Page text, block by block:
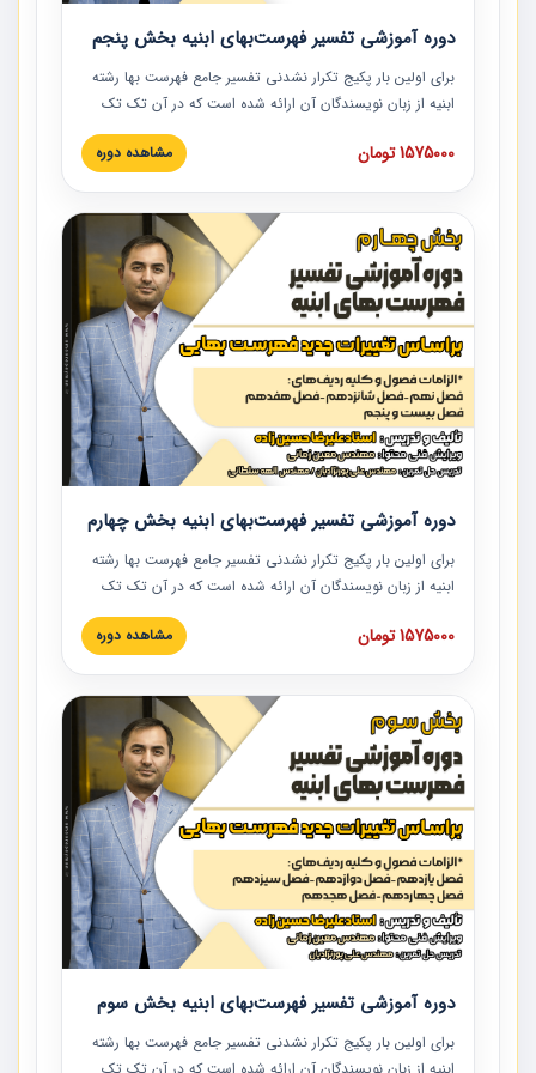
دوره آموزشی تفسیر فهرست‌بهای ابنیه بخش پنجم
برای اولین بار پکیج تکرار نشدنی تفسیر جامع فهرست بها رشته
ابنیه از زبان نویسندگان آن ارائه شده است که در آن تک تک
ردیف ها و مطالب فهرست بها تفسیر و ارائه شده است. این
دوره به صورت کامل تصویری بوده و به همراه تصاویر عملیات
دوره با کلام مهندس علیرضاحسین‌زاده مدیر پروژه مهندسی
مشاور در امر بازنگری فهرست بها رشته ابنیه ارائه شده و به تمام
همکارانی که در حوزه صنعت ساخت در حال فعالیت هستند حتما
توصیه می کنیم از مطالب این دوره استفاده نمایند.
1575000 تومان مشاهده دوره
دوره آموزشی تفسیر فهرست‌بهای ابنیه بخش چهارم
برای اولین بار پکیج تکرار نشدنی تفسیر جامع فهرست بها رشته
ابنیه از زبان نویسندگان آن ارائه شده است که در آن تک تک
ردیف ها و مطالب فهرست بها تفسیر و ارائه شده است. این
دوره به صورت کامل تصویری بوده و به همراه تصاویر عملیات
دوره با کلام مهندس علیرضاحسین‌زاده مدیر پروژه مهندسی
مشاور در امر بازنگری فهرست بها رشته ابنیه ارائه شده و به تمام
همکارانی که در حوزه صنعت ساخت در حال فعالیت هستند حتما
توصیه می کنیم از مطالب این دوره استفاده نمایند.
1575000 تومان مشاهده دوره
دوره آموزشی تفسیر فهرست‌بهای ابنیه بخش سوم
برای اولین بار پکیج تکرار نشدنی تفسیر جامع فهرست بها رشته